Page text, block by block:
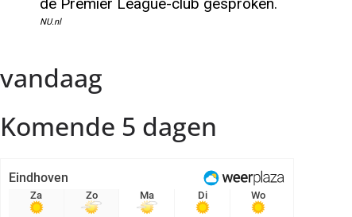
NU.nl
vandaag
Komende 5 dagen